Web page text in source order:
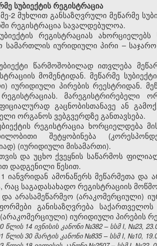
სუბიექტის რეგისტრაცია
მე-2 მუხლით განსაზღვრული მეწარმე
რეგისტრაცია სავალდებულოა.
რეგისტრაციას
სამართლის იურიდიული პირი –
წარმოშობილად ითვლება
მომენტიდან. მეწარმე
იურიდიული პირების რეესტრიდან.
რეგისტრაციას. მარეგისტრირებელი
გაცნობისთანავე ან
ორგანოს ვებგვერდზე განთავსება.
რეგისტრაცია ხორციელდება
შეტყობინება
(იურიდიული მისამართი).
და უცხო ქვეყნის საწარმოს
დადგენილი წესით.
1 იანვრიდან ამონაწერს მეწარმეთა
რაც საგადასახადო რეგისტრაციის
და არასამეწარმეო (არაკომერციული)
ფორმები განისაზღვრება
(არაკომერციული) იურიდიული პირების
წლის 14 ივნისის კანონი №382 – სსმ I, №23,
წლის 30 მარტის კანონი №835 – სსმ I, №10,